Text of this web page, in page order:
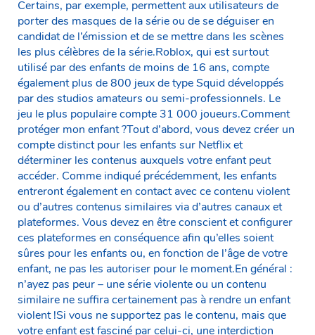
Certains, par exemple, permettent aux utilisateurs de
porter des masques de la série ou de se déguiser en
candidat de l’émission et de se mettre dans les scènes
les plus célèbres de la série.Roblox, qui est surtout
utilisé par des enfants de moins de 16 ans, compte
également plus de 800 jeux de type Squid développés
par des studios amateurs ou semi-professionnels. Le
jeu le plus populaire compte 31 000 joueurs.Comment
protéger mon enfant ?Tout d’abord, vous devez créer un
compte distinct pour les enfants sur Netflix et
déterminer les contenus auxquels votre enfant peut
accéder. Comme indiqué précédemment, les enfants
entreront également en contact avec ce contenu violent
ou d’autres contenus similaires via d’autres canaux et
plateformes. Vous devez en être conscient et configurer
ces plateformes en conséquence afin qu’elles soient
sûres pour les enfants ou, en fonction de l’âge de votre
enfant, ne pas les autoriser pour le moment.En général :
n’ayez pas peur – une série violente ou un contenu
similaire ne suffira certainement pas à rendre un enfant
violent !Si vous ne supportez pas le contenu, mais que
votre enfant est fasciné par celui-ci, une interdiction